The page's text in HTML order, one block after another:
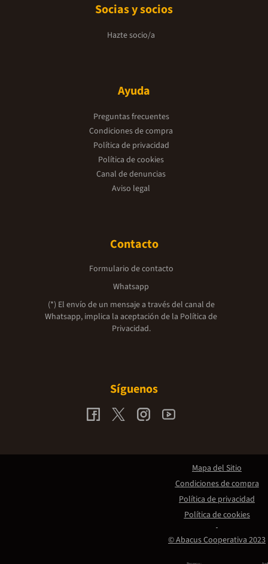
Socias y socios
Hazte socio/a
Ayuda
Preguntas frecuentes
Condiciones de compra
Política de privacidad
Política de cookies
Canal de denuncias
Aviso legal
Contacto
Formulario de contacto
Whatsapp
(*) El envío de un mensaje a través del canal de
Whatsapp, implica la aceptación de la Política de
Privacidad.
Síguenos
© Abacus Cooperativa 2023
Mapa del Sitio
Condiciones de compra
Política de privacidad
Política de cookies